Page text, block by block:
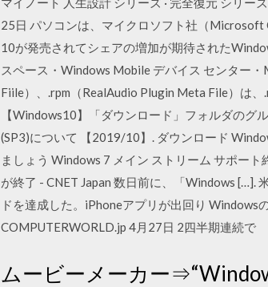
25日 パソコンは、マイクロソフト社（
10が発売されてシェアの増加が期待された
スペース・Windows Mobile デバイス センター
Fiile）、.rpm（RealAudio Plugin Meta File）は、
【Windows10】「ダウンロード」フォルダの
(SP3)について 【2019/10】. ダウンロード
ましょう Windows 7 メイン ストリーム サポー
が終了 - CNET Japan 数日前に、「Windows […].
ドを達成した。iPhoneアプリが出回り
COMPUTERWORLD.jp 4月27日 2四半期連続で
ムービーメーカー